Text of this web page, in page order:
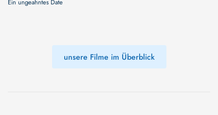
Ein ungeahntes Date
unsere Filme im Überblick